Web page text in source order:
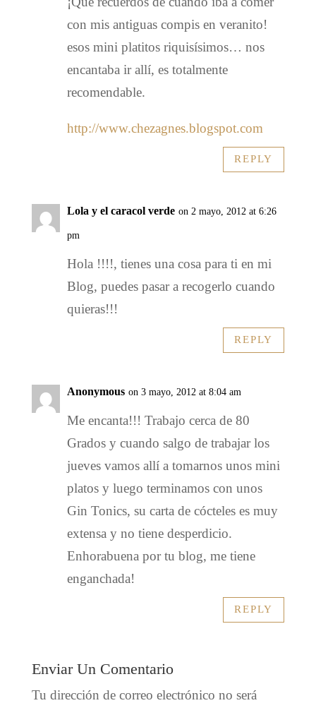
con mis antiguas compis en veranito!
esos mini platitos riquisísimos… nos
encantaba ir allí, es totalmente
recomendable.
http://www.chezagnes.blogspot.com
REPLY
Lola y el caracol verde on 2 mayo, 2012 at 6:26
pm
Hola !!!!, tienes una cosa para ti en mi
Blog, puedes pasar a recogerlo cuando
quieras!!!
REPLY
Anonymous on 3 mayo, 2012 at 8:04 am
Me encanta!!! Trabajo cerca de 80
Grados y cuando salgo de trabajar los
jueves vamos allí a tomarnos unos mini
platos y luego terminamos con unos
Gin Tonics, su carta de cócteles es muy
extensa y no tiene desperdicio.
Enhorabuena por tu blog, me tiene
enganchada!
REPLY
Enviar Un Comentario
Tu dirección de correo electrónico no será